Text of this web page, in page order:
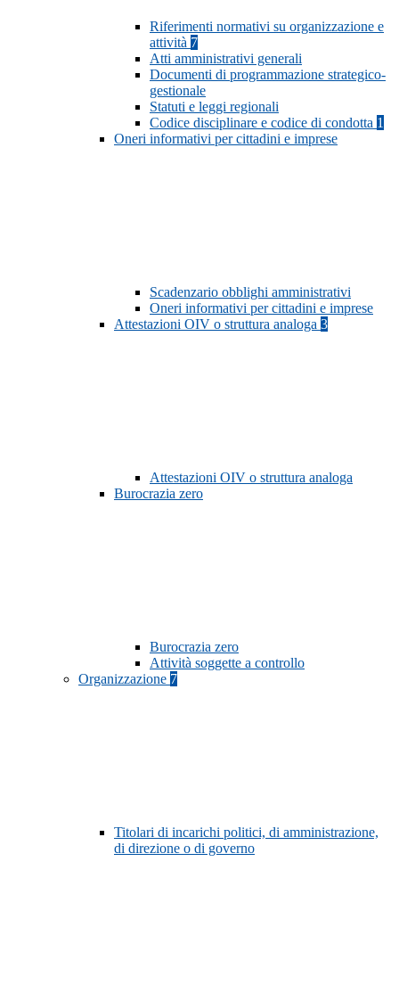
Riferimenti normativi su organizzazione e
attività 7
Atti amministrativi generali
Documenti di programmazione strategico-
gestionale
Statuti e leggi regionali
Codice disciplinare e codice di condotta 1
Oneri informativi per cittadini e imprese
Scadenzario obblighi amministrativi
Oneri informativi per cittadini e imprese
Attestazioni OIV o struttura analoga 3
Attestazioni OIV o struttura analoga
Burocrazia zero
Burocrazia zero
Attività soggette a controllo
Organizzazione 7
Titolari di incarichi politici, di amministrazione,
di direzione o di governo